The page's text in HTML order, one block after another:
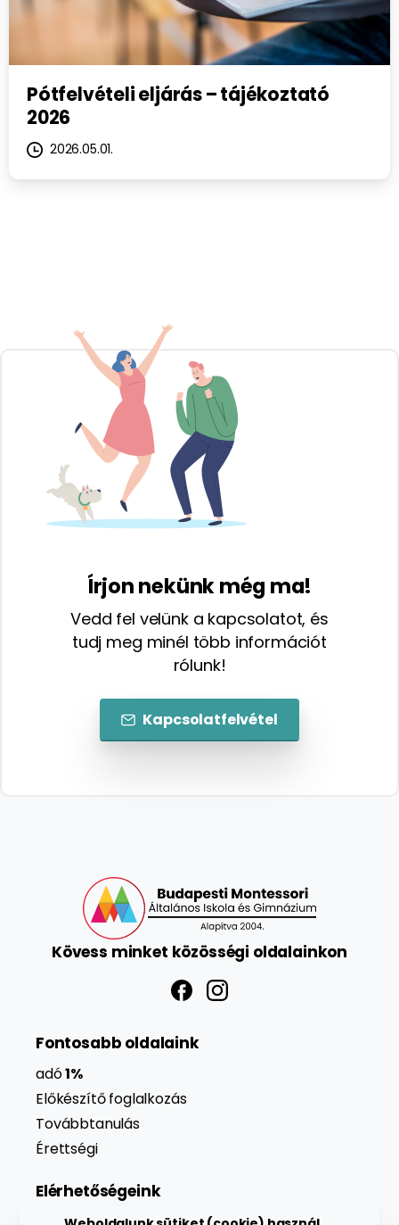
Pótfelvételi eljárás – tájékoztató
2026
2026.05.01.
Írjon nekünk még ma!
Vedd fel velünk a kapcsolatot, és
tudj meg minél több információt
rólunk!
Kapcsolatfelvétel
Kövess minket közösségi oldalainkon
Fontosabb oldalaink
adó1%
Előkészítő foglalkozás
Továbbtanulás
Érettségi
Elérhetőségeink